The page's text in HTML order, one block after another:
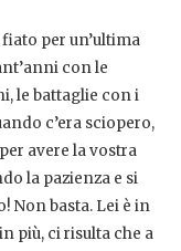
per un’ultima
con le
le battaglie con i
c’era sciopero,
avere la vostra
la pazienza e si
Non basta. Lei è in
più, ci risulta che a